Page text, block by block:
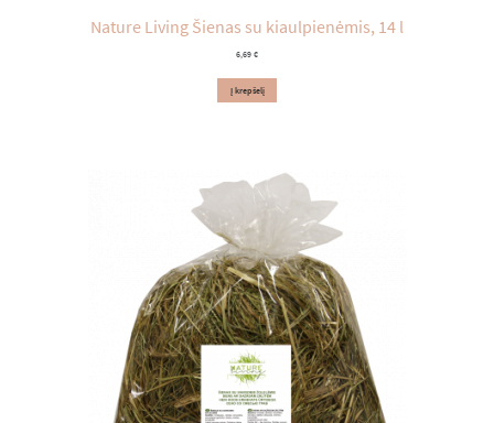
Nature Living Šienas su kiaulpienėmis, 14 l
6,69 €
Į krepšelį